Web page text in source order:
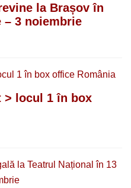
la Brașov în
– 3 noiembrie
> locul 1 în box